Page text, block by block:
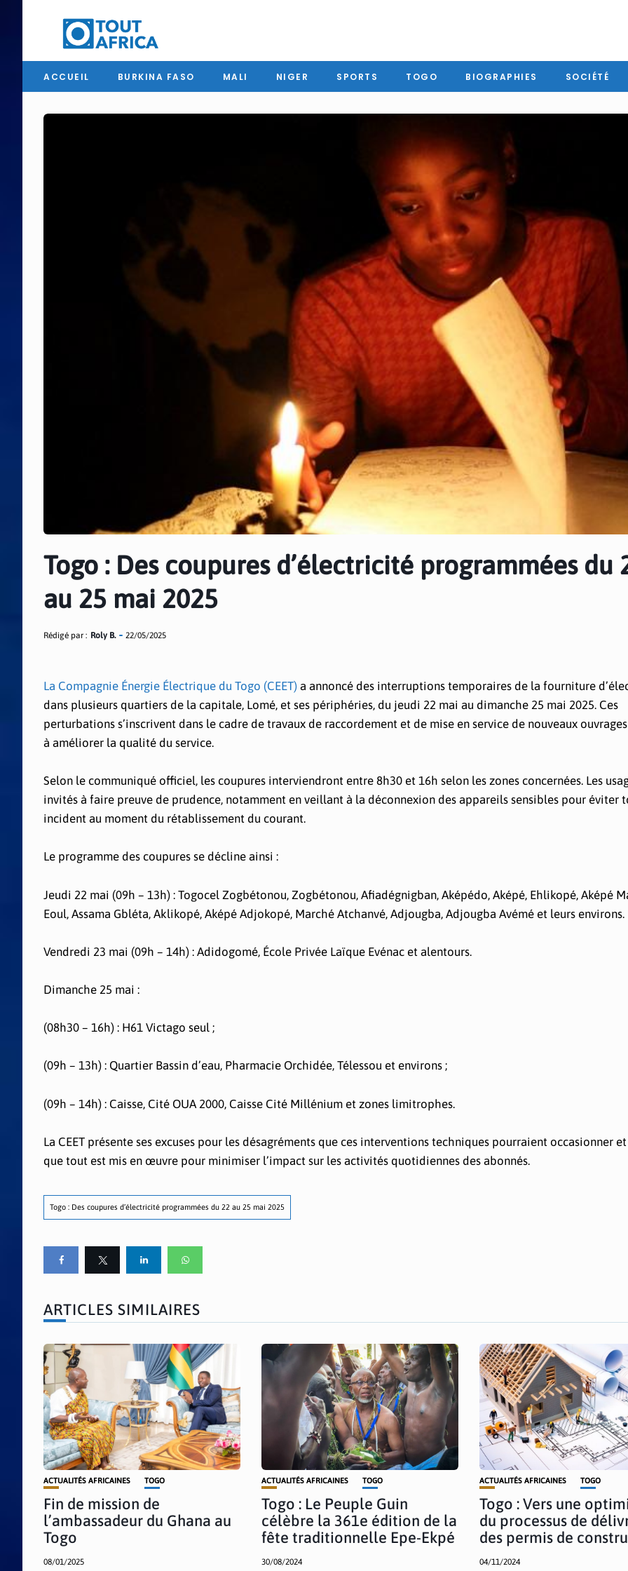
ACCUEIL BURKINA FASO MALI NIGER SPORTS TOGO BIOGRAPHIES SOCIÉTÉ
Togo : Des coupures d’électricité programmées du
au 25 mai 2025
Rédigé par : Roly B. 22/05/2025
La Compagnie Énergie Électrique du Togo (CEET) a annoncé des interruptions temporaires de la fourniture
dans plusieurs quartiers de la capitale, Lomé, et ses périphéries, du jeudi 22 mai au dimanche 25 mai 2025. Ces
perturbations s’inscrivent dans le cadre de travaux de raccordement et de mise en service de nouveaux
à améliorer la qualité du service.
Selon le communiqué officiel, les coupures interviendront entre 8h30 et 16h selon les zones concernées. Les
invités à faire preuve de prudence, notamment en veillant à la déconnexion des appareils sensibles pour éviter
incident au moment du rétablissement du courant.
Le programme des coupures se décline ainsi :
Jeudi 22 mai (09h – 13h) : Togocel Zogbétonou, Zogbétonou, Afiadégnigban, Aképédo, Aképé, Ehlikopé, Aképé
Eoul, Assama Gbléta, Aklikopé, Aképé Adjokopé, Marché Atchanvé, Adjougba, Adjougba Avémé et leurs environs.
Vendredi 23 mai (09h – 14h) : Adidogomé, École Privée Laïque Evénac et alentours.
Dimanche 25 mai :
(08h30 – 16h) : H61 Victago seul ;
(09h – 13h) : Quartier Bassin d’eau, Pharmacie Orchidée, Télessou et environs ;
(09h – 14h) : Caisse, Cité OUA 2000, Caisse Cité Millénium et zones limitrophes.
La CEET présente ses excuses pour les désagréments que ces interventions techniques pourraient occasionner et
que tout est mis en œuvre pour minimiser l’impact sur les activités quotidiennes des abonnés.
Togo : Des coupures d’électricité programmées du 22 au 25 mai 2025
ARTICLES SIMILAIRES
ACTUALITÉS AFRICAINES TOGO
Fin de mission de
l’ambassadeur du Ghana au
Togo
08/01/2025
ACTUALITÉS AFRICAINES TOGO
Togo : Le Peuple Guin
célèbre la 361e édition de la
fête traditionnelle Epe-Ekpé
30/08/2024
ACTUALITÉS AFRICAINES TOGO
Togo : Vers une
du processus de
des permis de
04/11/2024